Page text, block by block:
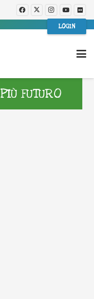
LOGIN
FUTURO